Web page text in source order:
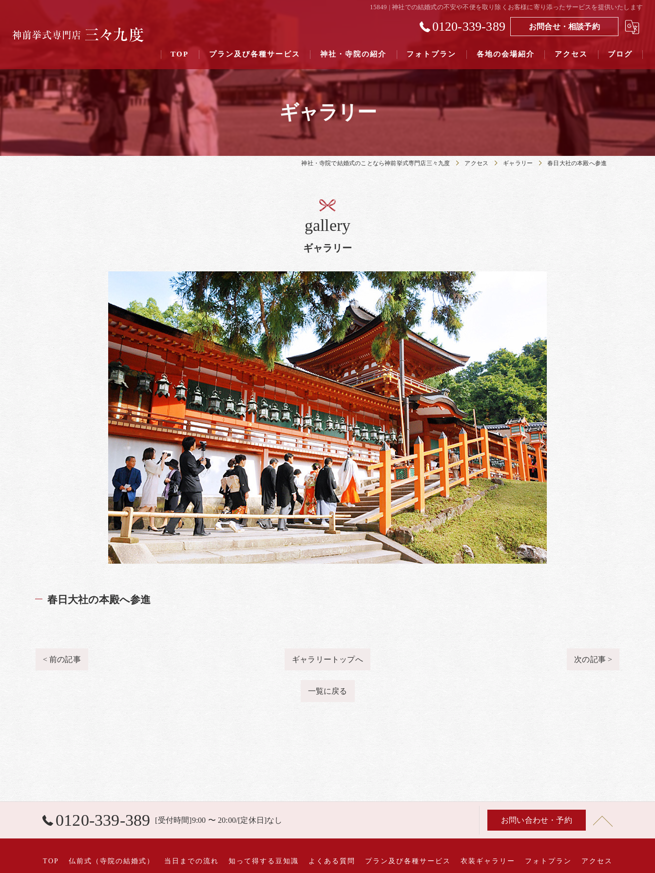
15849 | 神社での結婚式の不安や不便を取り除くお客様に寄り添ったサービスを提供いたします
0120-339-389 お問合せ・相談予約
TOP プラン及び各種サービス 神社・寺院の紹介
結婚式のできる東京都下の神社一覧（４０社寺）｜三々九度東京
フォトプラン 各地の会場紹介 アクセス ブログ
ギャラリー
神社・寺院で結婚式のことなら神前挙式専門店三々九度 アクセス ギャラリー 春日大社の本殿へ参進
ギャラリー
gallery
春日大社の本殿へ参進
< 前の記事 ギャラリートップへ 次の記事 >
一覧に戻る
0120-339-389 [受付時間]9:00 〜 20:00/[定休日]なし お問い合わせ・予約
TOP 仏前式（寺院の結婚式） 当日までの流れ 知って得する豆知識 よくある質問 プラン及び各種サービス 衣装ギャラリー フォトプラン アクセス